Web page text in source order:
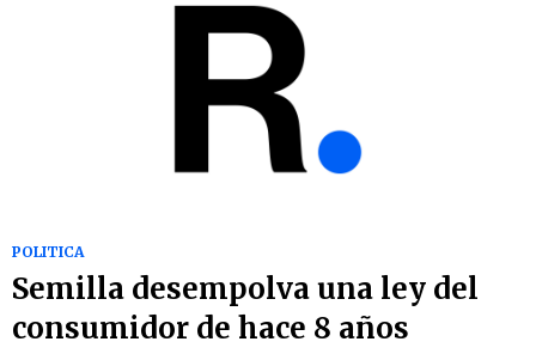
POLITICA
Semilla desempolva una ley del
consumidor de hace 8 años